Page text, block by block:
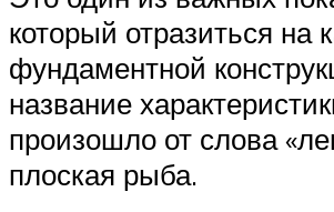
который отразиться на
фундаментной
название
произошло от слова
плоская рыба.